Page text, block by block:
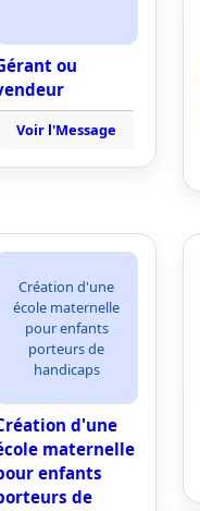
ou
Voir l'Message
Création d'une
école maternelle
pour enfants
porteurs de
handicaps
d'une
maternelle
enfants
de